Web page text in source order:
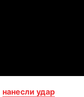
нанесли удар